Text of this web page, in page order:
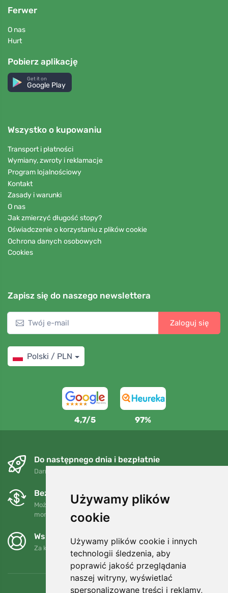
Używamy plików
cookie
Używamy plików cookie i innych
technologii śledzenia, aby
poprawić jakość przeglądania
naszej witryny, wyświetlać
spersonalizowane treści i reklamy,
Ferwer
O nas
Hurt
Pobierz aplikację
Get it on
Google Play
Wszystko o kupowaniu
Transport i płatności
Wymiany, zwroty i reklamacje
Program lojalnościowy
Kontakt
Zasady i warunki
O nas
Jak zmierzyć długość stopy?
Oświadczenie o korzystaniu z plików cookie
Ochrona danych osobowych
Cookies
Zapisz się do naszego newslettera
Zaloguj się
Polski / PLN
4,7/5 97%
Do następnego dnia i bezpłatnie
Darmowa wysyłka dla zamówień powyżej 250 PLN
Bezpłatne wymiany i zwroty
Możesz zwrócić lub wymienić swoje zamówienie w dowolnym
momencie w ciągu 90 dni.
Wspieramy Trees.org
Za każde zamówienie sadzimy drzewo! Czytaj więcej